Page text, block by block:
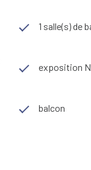
1 salle(s) de
exposition
balcon